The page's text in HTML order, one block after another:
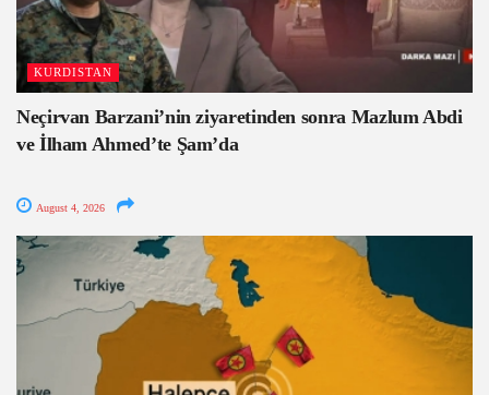
KURDISTAN
Neçirvan Barzani’nin ziyaretinden sonra Mazlum Abdi
ve İlham Ahmed’te Şam’da
August 4, 2026